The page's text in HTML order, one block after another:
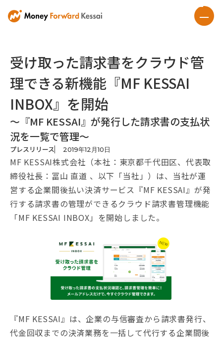
受け取った請求書をクラウド管
理できる新機能『MF KESSAI
INBOX』を開始
〜『MF KESSAI』が発行した請求書の支払状
況を一覧で管理〜
プレスリリース 2019年12 月10日
MF KESSAI株式会社（本社：東京都千代田区、代表取
締役社長：冨山 直道 、以下「当社」）は、当社が運
営する企業間後払い決済サービス『MF KESSAI』が発
行する請求書の管理ができるクラウド請求書管理機能
「MF KESSAI INBOX」を開始しました。
『MF KESSAI』は、企業の与信審査から請求書発行、
代金回収までの決済業務を一括して代行する企業間後